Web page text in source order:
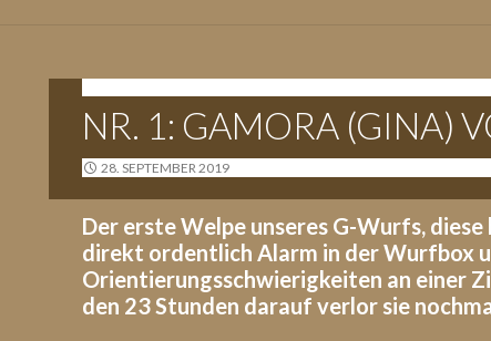
NR. 1: GAMORA (GINA)
28. SEPTEMBER 2019
Der erste Welpe unseres G-Wurfs,
direkt ordentlich Alarm in der Wurfbox
Orientierungsschwierigkeiten an einer
den 23 Stunden darauf verlor sie